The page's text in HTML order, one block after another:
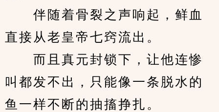
伴随着骨裂之声响起，鲜血
直接从老皇帝七窍流出。
而且真元封锁下，让他连惨
叫都发不出，只能像一条脱水的
鱼一样不断的抽搐挣扎。